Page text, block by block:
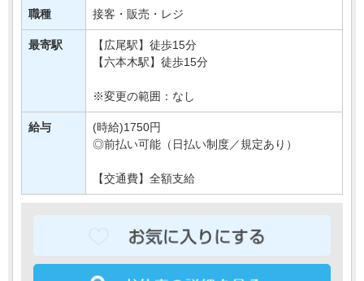
これまでの接客スキルを、ワンランク上の環境で発揮し
ま・・・
職種 接客・販売・レジ
最寄駅
【広尾駅】徒歩15分
【六本木駅】徒歩15分
※変更の範囲：なし
給与
(時給)1750円
◎前払い可能（日払い制度／規定あり）
【交通費】全額支給